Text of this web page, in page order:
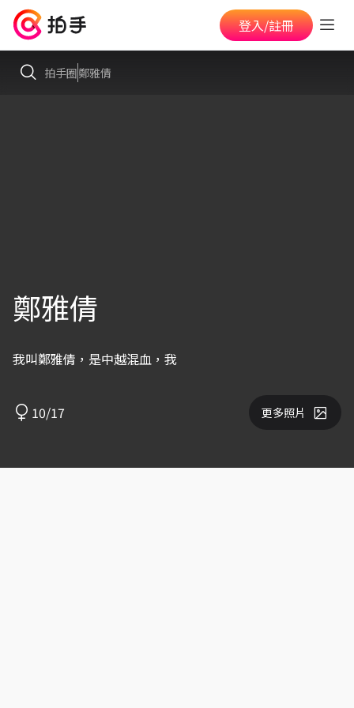
登入/註冊
拍手圈鄭雅倩
鄭雅倩
我叫鄭雅倩，是中越混血，我
10/17 更多照片